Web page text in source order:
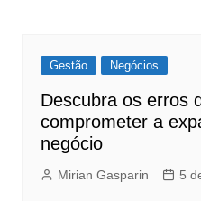
Gestão Negócios
Descubra os erros
comprometer a
negócio
Mirian Gasparin 5